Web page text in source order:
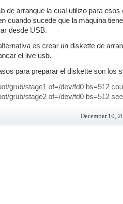
de arranque la cual utilizo para
cuando sucede que la máquina
desde USB.
es crear un diskette de
el live usb.
para preparar el diskette son los
grub/stage1 of=/dev/fd0 bs=512
grub/stage2 of=/dev/fd0 bs=512
December 10,